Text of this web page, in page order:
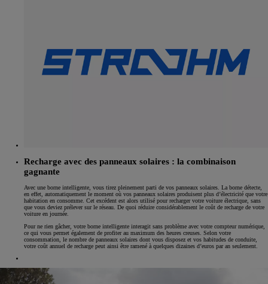
Recharge avec des panneaux solaires : la combinaison
gagnante
Avec une borne intelligente, vous tirez pleinement parti de vos panneaux solaires. La borne détecte,
en effet, automatiquement le moment où vos panneaux solaires produisent plus d’électricité que votre
habitation en consomme. Cet excédent est alors utilisé pour recharger votre voiture électrique, sans
que vous deviez prélever sur le réseau. De quoi réduire considérablement le coût de recharge de votre
voiture en journée.
Pour ne rien gâcher, votre borne intelligente interagit sans problème avec votre compteur numérique,
ce qui vous permet également de profiter au maximum des heures creuses. Selon votre
consommation, le nombre de panneaux solaires dont vous disposez et vos habitudes de conduite,
votre coût annuel de recharge peut ainsi être ramené à quelques dizaines d’euros par an seulement.